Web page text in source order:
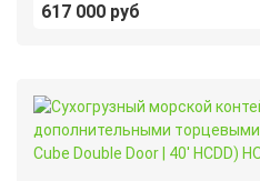
617 000 руб